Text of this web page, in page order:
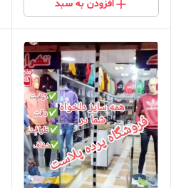
افزودن به سبد